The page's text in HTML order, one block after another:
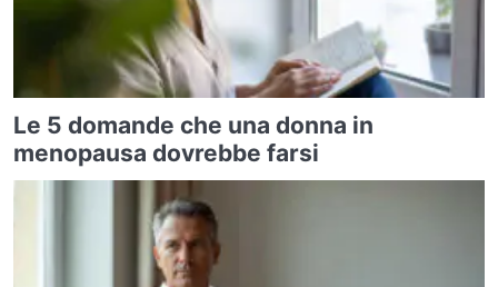
Le 5 domande che una donna in
menopausa dovrebbe farsi